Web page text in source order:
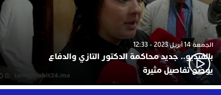
الجمعة 14 أبريل 2023 - 12:33
بالفيديو.. جديد محاكمة الدكتور التازي والدفاع
يوضح تفاصيل مثيرة